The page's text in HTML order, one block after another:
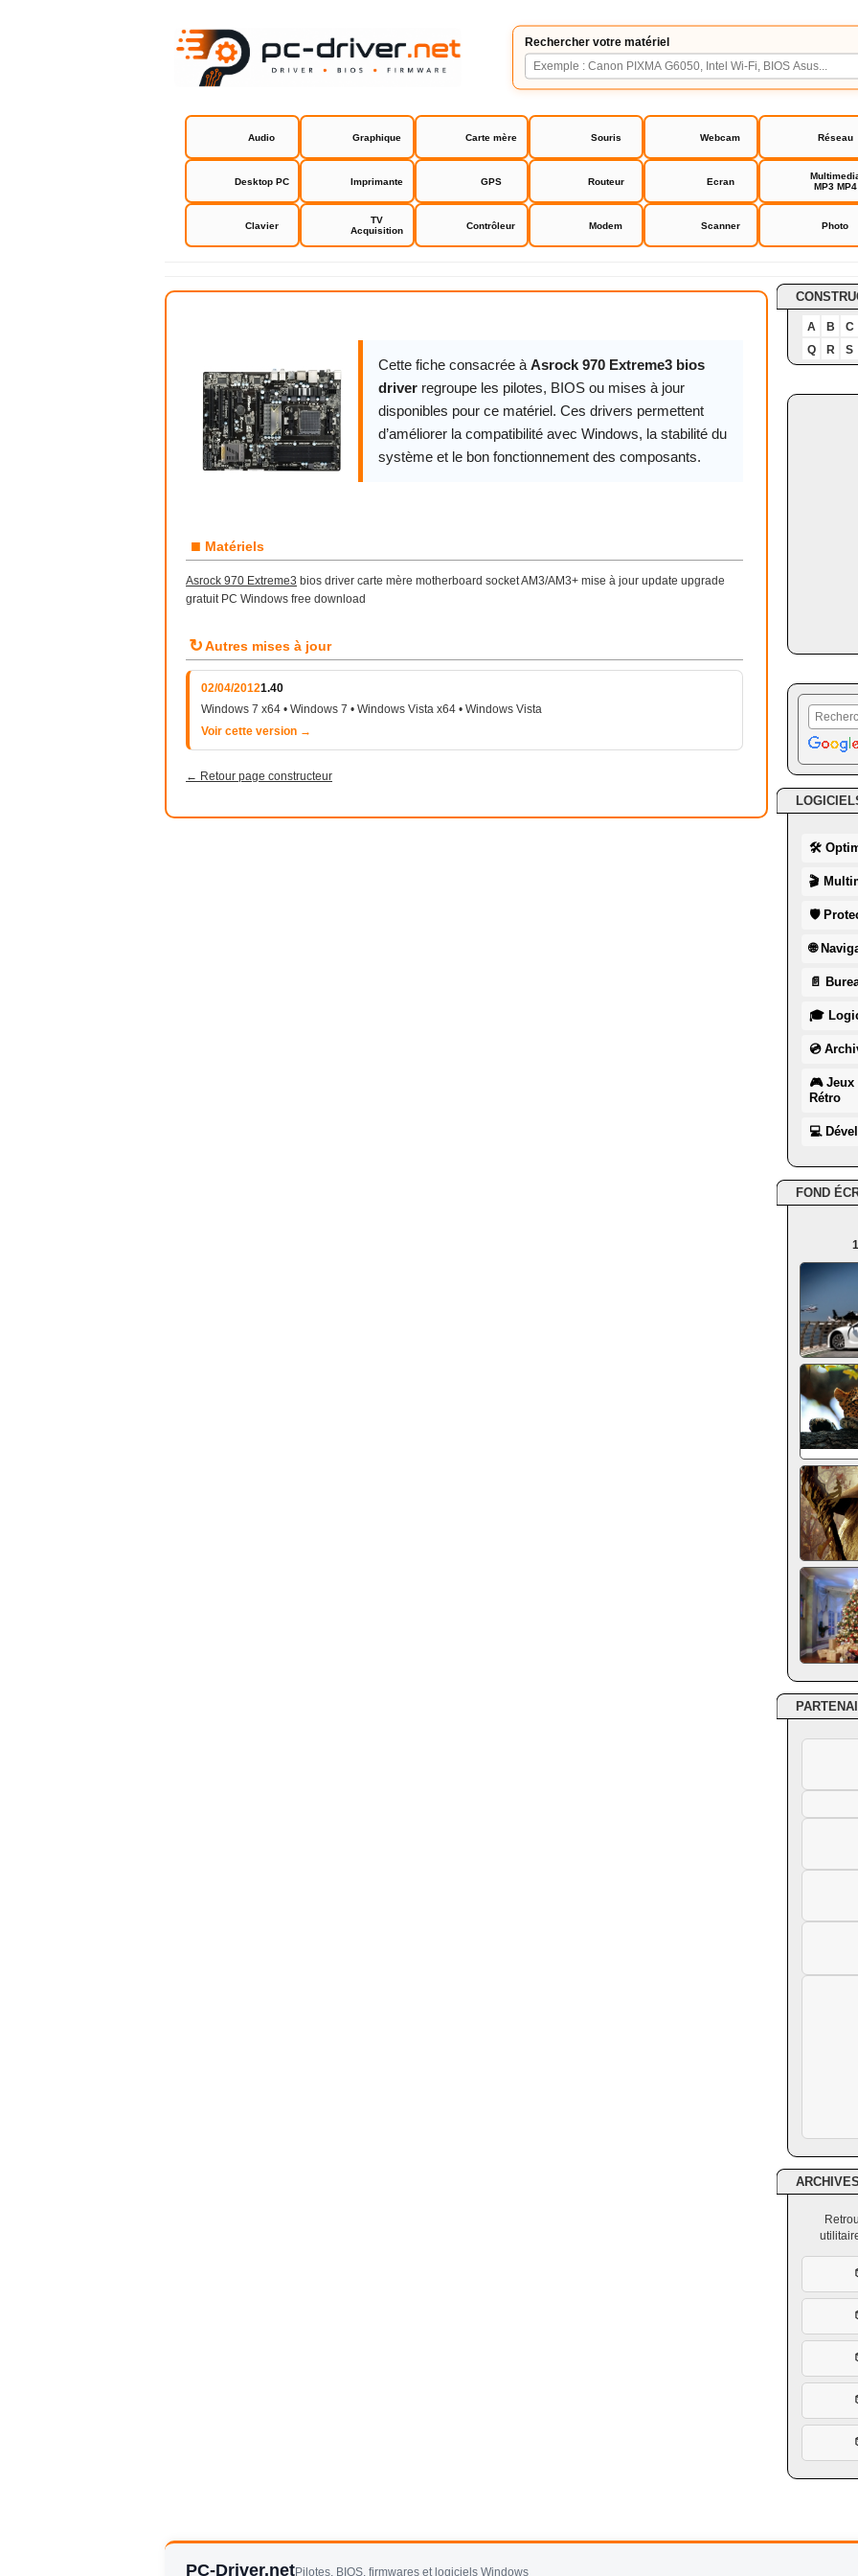
Rechercher votre matériel
Audio Graphique Carte mère Souris Webcam Réseau
Desktop PC Imprimante GPS Routeur Ecran
MP3 MP4
Clavier
TV
Acquisition
Contrôleur Modem Scanner Photo
Asrock 970 Extreme3 bios driver
Cette fiche consacrée à Asrock 970 Extreme3 bios
driver regroupe les pilotes, BIOS ou mises à jour
disponibles pour ce matériel. Ces drivers permettent
d’améliorer la compatibilité avec Windows, la stabilité du
système et le bon fonctionnement des composants.
■ Matériels
Asrock 970 Extreme3 bios driver carte mère motherboard socket AM3/AM3+ mise à jour update upgrade
gratuit PC Windows free download
↻Autres mises à jour
02/04/20121.40
Windows 7 x64 • Windows 7 • Windows Vista x64 • Windows Vista
Voir cette version →
← Retour page constructeur
A B
C
Q
R S
🛠
🎬
🛡
🌐
📄
🎓
💿
🎮 Jeux
Rétro
💻
FOND
PC-Driver.netPilotes, BIOS, firmwares et logiciels Windows